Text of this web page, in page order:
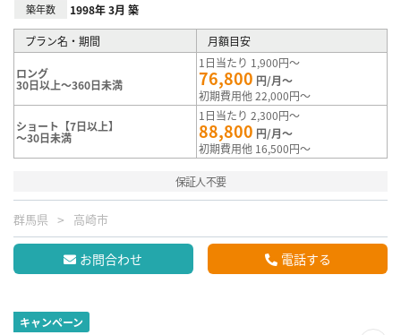
築年数 1998年 3月 築
プラン名・期間 月額目安
ロング
30日以上～360日未満
1日当たり 1,900円～
76,800 円/月～
初期費用他 22,000円～
ショート【7日以上】
～30日未満
1日当たり 2,300円～
88,800 円/月～
初期費用他 16,500円～
保証人不要
群馬県 高崎市
お問合わせ 電話する
キャンペーン